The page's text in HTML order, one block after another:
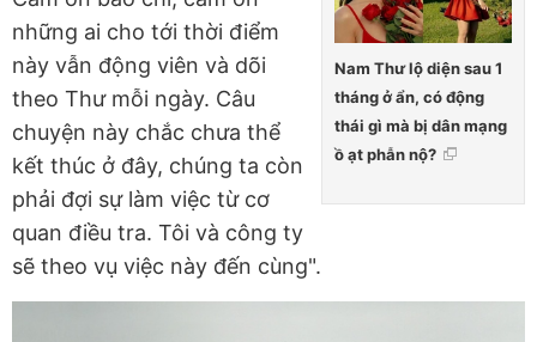
Nam Thư lộ diện sau 1
tháng ở ẩn, có động
thái gì mà bị dân mạng
ồ ạt phẫn nộ?
những ai cho tới thời điểm
này vẫn động viên và dõi
theo Thư mỗi ngày. Câu
chuyện này chắc chưa thể
kết thúc ở đây, chúng ta còn
phải đợi sự làm việc từ cơ
quan điều tra. Tôi và công ty
sẽ theo vụ việc này đến cùng".